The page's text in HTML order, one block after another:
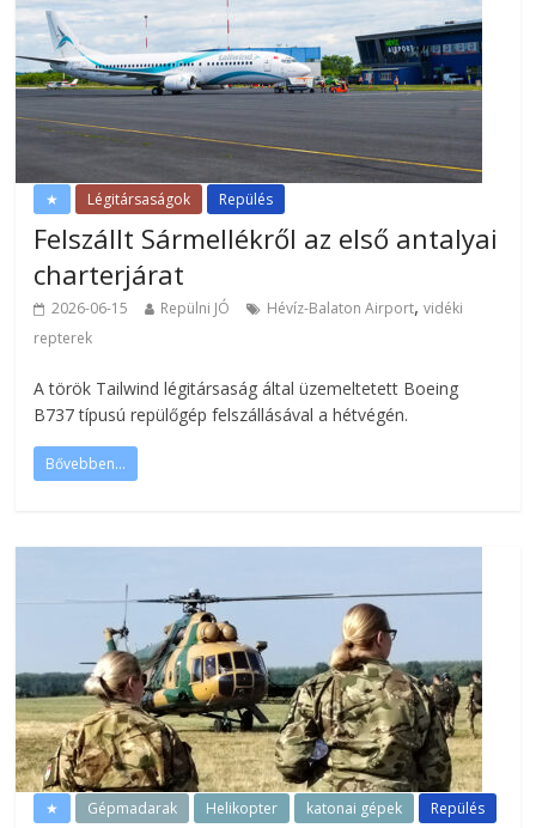
★ Légitársaságok Repülés
Felszállt Sármellékről az első antalyai
charterjárat
2026-06-15 Repülni JÓ Hévíz-Balaton Airport,vidéki
repterek
A török Tailwind légitársaság által üzemeltetett Boeing
B737 típusú repülőgép felszállásával a hétvégén.
Bővebben...
★ Gépmadarak Helikopter katonai gépek Repülés